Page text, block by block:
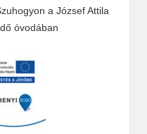
a József Attila
óvodában